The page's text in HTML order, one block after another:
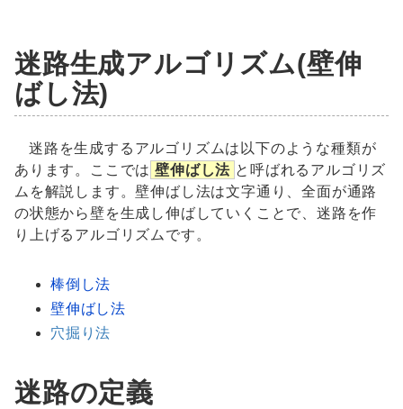
迷路生成アルゴリズム(壁伸
ばし法)
迷路を生成するアルゴリズムは以下のような種類が
あります。ここでは 壁伸ばし法 と呼ばれるアルゴリズ
ムを解説します。壁伸ばし法は文字通り、全面が通路
の状態から壁を生成し伸ばしていくことで、迷路を作
り上げるアルゴリズムです。
棒倒し法
壁伸ばし法
穴掘り法
迷路の定義